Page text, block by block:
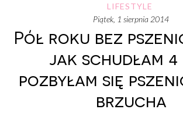
LIFESTYLE
piątek, 1 sierpnia 2014
Pół roku bez
jak schudłam 4
pozbyłam się
brzucha